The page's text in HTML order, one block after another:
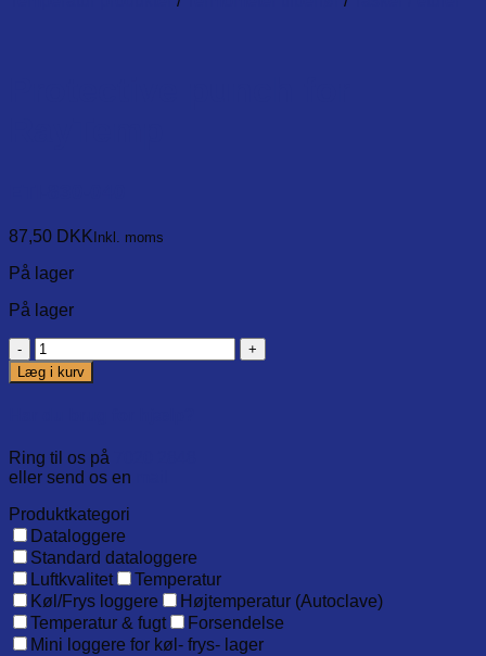
87,50 DKK Inkl. moms
På lager
På lager
Protective
punch
for
Læg i kurv
Ring til os på
eller send os en
Produktkategori
Dataloggere
Standard dataloggere
Luftkvalitet
Temperatur
Køl/Frys loggere
Højtemperatur (Autoclave)
Temperatur & fugt
Forsendelse
Mini loggere for køl- frys- lager